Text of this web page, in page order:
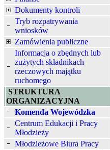
Dokumenty kontroli
Tryb rozpatrywania
wniosków
Zamówienia publiczne
Informacja o zbędnych lub
zużytych składnikach
rzeczowych majątku
ruchomego
STRUKTURA
ORGANIZACYJNA
Komenda Wojewódzka
Centrum Edukacji i Pracy
Młodzieży
Młodzieżowe Biura Pracy